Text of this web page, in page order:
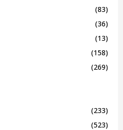
(83)
(36)
(13)
(158)
(269)
(233)
(523)